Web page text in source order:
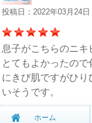
投稿日：2022年03月24日
息子がこちらのニ
とてもよかったので
にきび肌ですがひり
いそうです。
ホーム